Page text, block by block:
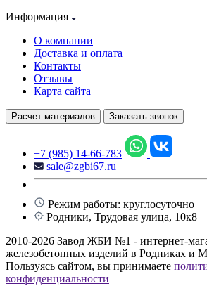
Информация
О компании
Доставка и оплата
Контакты
Отзывы
Карта сайта
Расчет материалов Заказать звонок
+7 (985) 14-66-783
sale@zgbi67.ru
Режим работы: круглосуточно
Родники, Трудовая улица, 10к8
2010-2026 Завод ЖБИ №1 - интернет-
железобетонных изделий в Родниках и
Пользуясь сайтом, вы принимаете
конфиденциальности